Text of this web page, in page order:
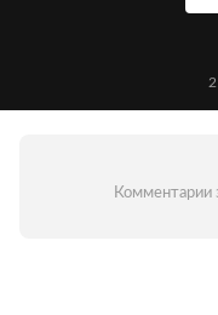
Комментарии